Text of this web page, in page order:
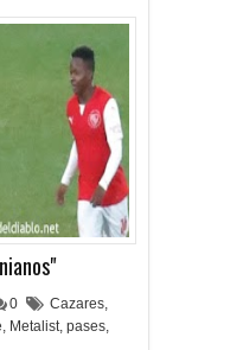
0 Cazares,
, Metalist, pases,